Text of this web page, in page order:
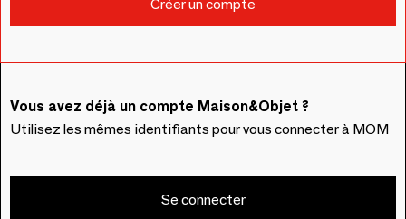
Vous avez déjà un compte Maison&Objet ?
Utilisez les mêmes identifiants pour vous connecter à MOM
Se connecter